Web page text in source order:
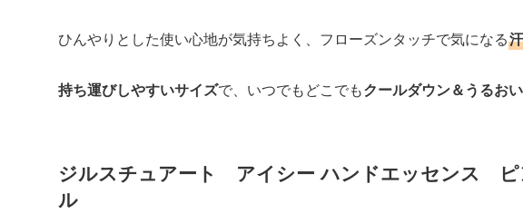
ひんやりとした使い心地が気持ちよく、フローズンタッチで気になる
持ち運びしやすいサイズで、いつでもどこでもクールダウン＆うるお
ジルスチュアート アイシー ハンドエッセンス ピ
ル